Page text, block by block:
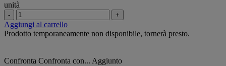
unità
- +
Aggiungi al carrello
Prodotto temporaneamente non disponibile, tornerà presto.
Confronta Confronta con... Aggiunto